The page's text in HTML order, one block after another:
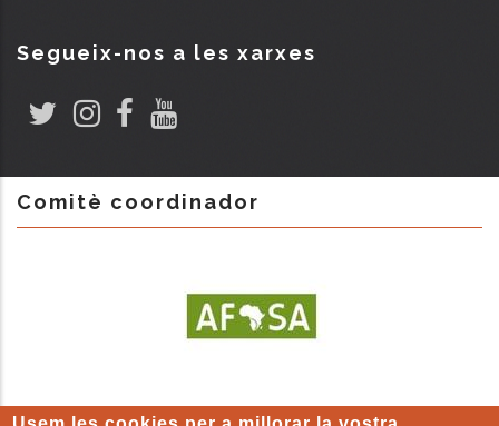
Segueix-nos a les xarxes
Comitè coordinador